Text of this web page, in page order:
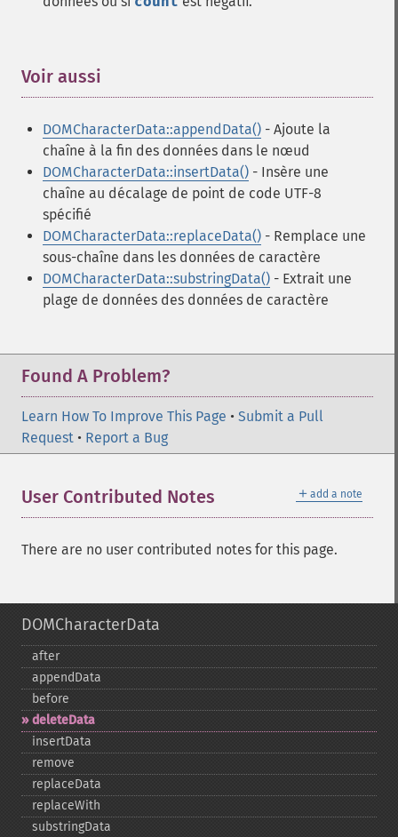
Voir aussi
DOMCharacterData::appendData() - Ajoute la
chaîne à la fin des données dans le nœud
DOMCharacterData::insertData() - Insère une
chaîne au décalage de point de code UTF-8
spécifié
DOMCharacterData::replaceData() - Remplace une
sous-chaîne dans les données de caractère
DOMCharacterData::substringData() - Extrait une
plage de données des données de caractère
Found A Problem?
Learn How To Improve This Page • Submit a Pull
Request • Report a Bug
＋ add a note
User Contributed Notes
There are no user contributed notes for this page.
DOMCharacterData
after
appendData
before
deleteData
insertData
remove
replaceData
replaceWith
substringData